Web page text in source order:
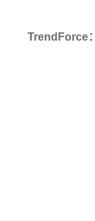
TrendForce